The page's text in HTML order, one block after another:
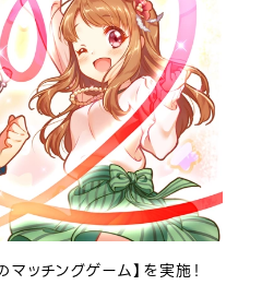
ッチングゲーム】を実施！